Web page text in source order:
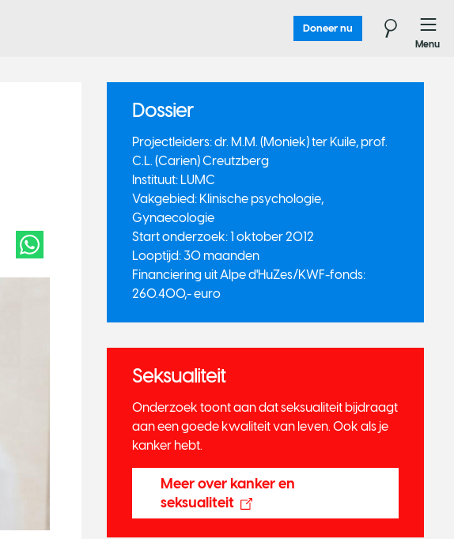
Doneer nu
Menu
Dossier
​Projectleiders: dr. M.M. (Moniek) ter Kuile, prof.
C.L. (Carien) Creutzberg
Instituut: LUMC
Vakgebied: Klinische psychologie,
Gynaecologie
Start onderzoek: 1 oktober 2012
Looptijd: 30 maanden
Financiering uit Alpe d'HuZes/KWF-fonds:
260.400,- euro
Seksualiteit
Onderzoek toont aan dat seksualiteit bijdraagt
aan een goede kwaliteit van leven. Ook als je
kanker hebt.
Meer over kanker en
seksualiteit